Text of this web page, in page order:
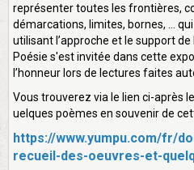
représenter toutes les frontières,
démarcations, limites, bornes, …
utilisant l’approche et le support
Poésie s'est invitée dans cette
l’honneur lors de lectures faites
Vous trouverez via le lien ci-après
uelques poèmes en souvenir de
https://www.yumpu.com/fr/
recueil-des-oeuvres-et-